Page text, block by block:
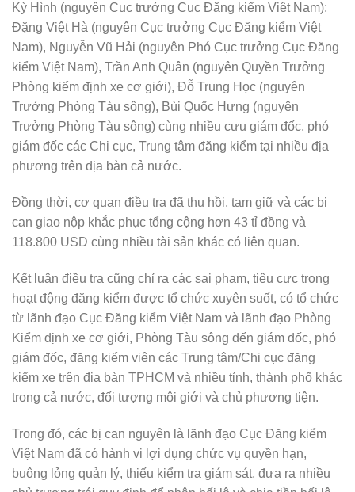
Kỳ Hình (nguyên Cục trưởng Cục Đăng kiểm Việt Nam);
Đặng Việt Hà (nguyên Cục trưởng Cục Đăng kiểm Việt
Nam), Nguyễn Vũ Hải (nguyên Phó Cục trưởng Cục Đăng
kiểm Việt Nam), Trần Anh Quân (nguyên Quyền Trưởng
Phòng kiểm định xe cơ giới), Đỗ Trung Học (nguyên
Trưởng Phòng Tàu sông), Bùi Quốc Hưng (nguyên
Trưởng Phòng Tàu sông) cùng nhiều cựu giám đốc, phó
giám đốc các Chi cục, Trung tâm đăng kiểm tại nhiều địa
phương trên địa bàn cả nước.
Đồng thời, cơ quan điều tra đã thu hồi, tạm giữ và các bị
can giao nộp khắc phục tổng cộng hơn 43 tỉ đồng và
118.800 USD cùng nhiều tài sản khác có liên quan.
Kết luận điều tra cũng chỉ ra các sai phạm, tiêu cực trong
hoạt động đăng kiểm được tổ chức xuyên suốt, có tổ chức
từ lãnh đạo Cục Đăng kiểm Việt Nam và lãnh đạo Phòng
Kiểm định xe cơ giới, Phòng Tàu sông đến giám đốc, phó
giám đốc, đăng kiểm viên các Trung tâm/Chi cục đăng
kiểm xe trên địa bàn TPHCM và nhiều tỉnh, thành phố khác
trong cả nước, đối tượng môi giới và chủ phương tiện.
Trong đó, các bị can nguyên là lãnh đạo Cục Đăng kiểm
Việt Nam đã có hành vi lợi dụng chức vụ quyền hạn,
buông lỏng quản lý, thiếu kiểm tra giám sát, đưa ra nhiều